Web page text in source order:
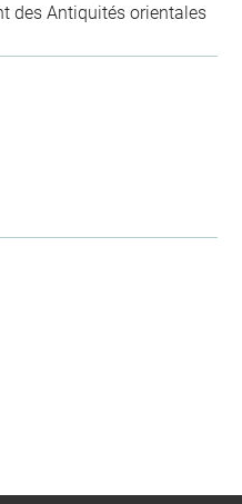
des Antiquités orientales